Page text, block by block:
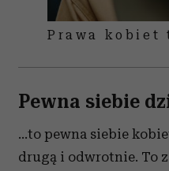
Prawa kobiet
Pewna siebie
…to pewna siebie
drugą i odwrotnie. To